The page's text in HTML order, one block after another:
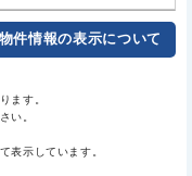
件情報の表示について
ます。
い。
表示しています。